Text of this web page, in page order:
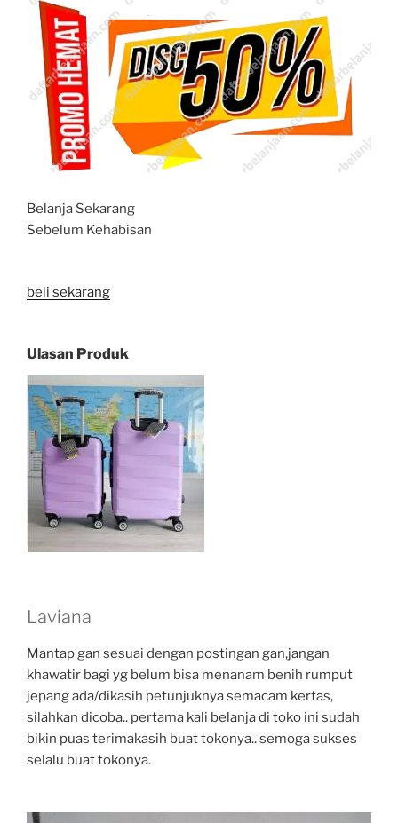
Belanja Sekarang
Sebelum Kehabisan
beli sekarang
Ulasan Produk
Laviana
Mantap gan sesuai dengan postingan gan,jangan
khawatir bagi yg belum bisa menanam benih rumput
jepang ada/dikasih petunjuknya semacam kertas,
silahkan dicoba.. pertama kali belanja di toko ini sudah
bikin puas terimakasih buat tokonya.. semoga sukses
selalu buat tokonya.